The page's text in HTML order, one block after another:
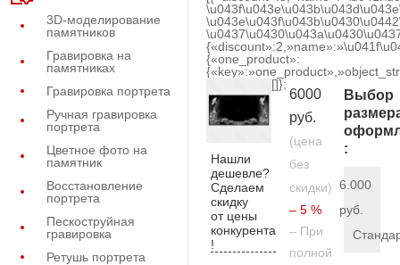
3D-моделирование
памятников
Гравировка на
памятниках
Гравировка портрета
Ручная гравировка
портрета
Цветное фото на
памятник
Восстановление
портрета
Пескоструйная
гравировка
Ретушь портрета
{«one_product»:
[]};
Нашли
дешевле?
Сделаем
скидку
от цены
конкурента
!
6000
руб.
(цена
без
скидки)
– 5 %
– При
полной
Выбор
:
6.000
руб.